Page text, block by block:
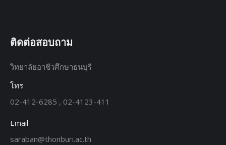
ติดต่อสอบถาม
วิทยาลัยอาชีวศึกษาธนบุรี
โทร
02-412-6285 , 02-4123-411
Email
saraban@thonburi.ac.th